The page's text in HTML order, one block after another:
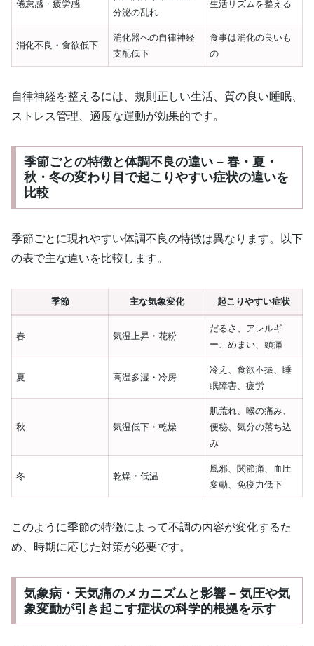
倦怠感・疲労感
分泌の乱れ
生活リズムを整える
消化不良・食欲低下
消化器への自律神経
支配低下
食事は消化の良いも
の
自律神経を整えるには、規則正しい生活、質の良い睡眠、
ストレス管理、適度な運動が効果的です。
季節ごとの特徴と体調不良の違い – 春・夏・
秋・冬の変わり目で起こりやすい症状の違いを
比較
季節ごとに現れやすい体調不良の特徴は異なります。以下
の表で主な違いを比較します。
季節 主な気象変化 起こりやすい症状
春 気温上昇・花粉
だるさ、アレルギ
ー、めまい、頭痛
夏 高温多湿・冷房
冷え、食欲不振、睡
眠障害、疲労
秋 気温低下・乾燥
肌荒れ、喉の痛み、
便秘、気分の落ち込
み
冬 乾燥・低温
風邪、関節痛、血圧
変動、免疫力低下
このように季節の特徴によって不調の内容が変化するた
め、時期に応じた対策が必要です。
気象病・天気痛のメカニズムと影響 – 気圧や気
象変動が引き起こす症状の科学的根拠を示す